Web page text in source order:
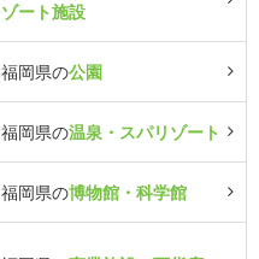
ゾート施設
福岡県の公園
福岡県の温泉・スパリゾート
福岡県の博物館・科学館